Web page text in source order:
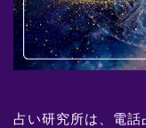
占い研究所は、電